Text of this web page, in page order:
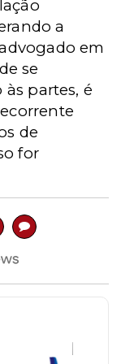
a
em
se
partes, é
de
for